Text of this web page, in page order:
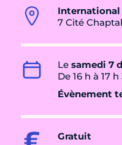
International
7 Cité
Le samedi 7
De 16 h à 17
Évènement
Gratuit